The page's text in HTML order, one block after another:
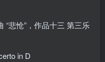
“悲怆”，作品十三 第三乐
in D